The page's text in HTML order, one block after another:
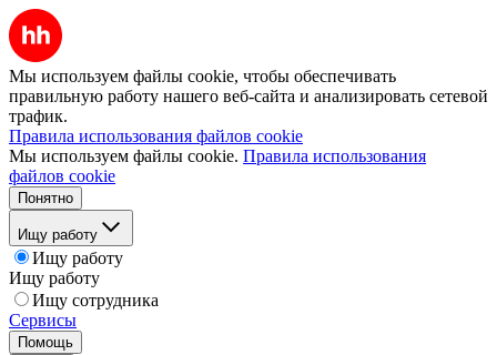
Мы используем файлы cookie, чтобы обеспечивать
правильную работу нашего веб-сайта и анализировать сетевой
трафик.
Правила использования файлов cookie
Мы используем файлы cookie. Правила использования
файлов cookie
Понятно
Ищу работу
Ищу работу
Ищу работу
Ищу сотрудника
Сервисы
Помощь